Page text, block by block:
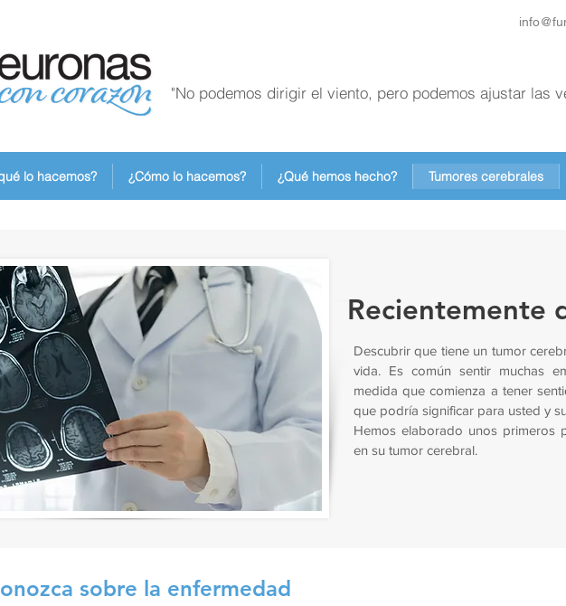
"No podemos dirigir el viento, pero podemos ajustar las
lo hacemos? ¿Cómo lo hacemos? ¿Qué hemos hecho? Tumores cerebrales
Recientemente
Descubrir que tiene un tumor
vida. Es común sentir muchas
medida que comienza a tener
que podría significar para usted y
Hemos elaborado unos primeros
en su tumor cerebral.
sobre la enfermedad